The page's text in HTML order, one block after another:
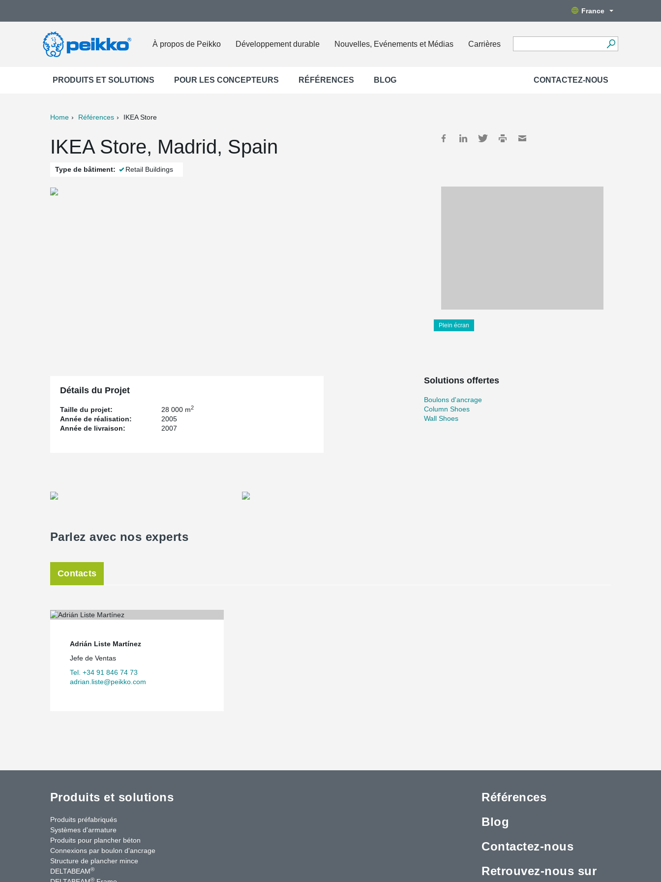
France
À propos de Peikko Développement durable Nouvelles, Evénements et Médias Carrières
PRODUITS ET SOLUTIONS POUR LES CONCEPTEURS RÉFÉRENCES BLOG CONTACTEZ-NOUS
Home Références IKEA Store
IKEA Store, Madrid, Spain
Type de bâtiment: Retail Buildings
Plein écran
Détails du Projet
Taille du projet: 28 000 m2
Année de réalisation:
2005
Année de livraison:
2007
Solutions offertes
Boulons d'ancrage
Column Shoes
Wall Shoes
Parlez avec nos experts
Contacts
Adrián Liste Martínez
Jefe de Ventas
Tel. +34 91 846 74 73
adrian.liste@peikko.com
Produits et solutions
Produits préfabriqués
Systèmes d'armature
Produits pour plancher béton
Connexions par boulon d'ancrage
Structure de plancher mince
DELTABEAM®
®
Références
Blog
Contactez-nous
Retrouvez-nous sur